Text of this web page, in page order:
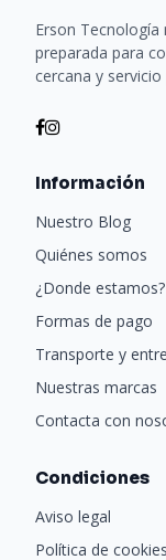
Erson
preparada para
cercana y
Información
Nuestro Blog
Quiénes somos
¿Donde estamos?
Formas de pago
Transporte y
Nuestras marcas
Contacta con
Condiciones
Aviso legal
Política de cookies